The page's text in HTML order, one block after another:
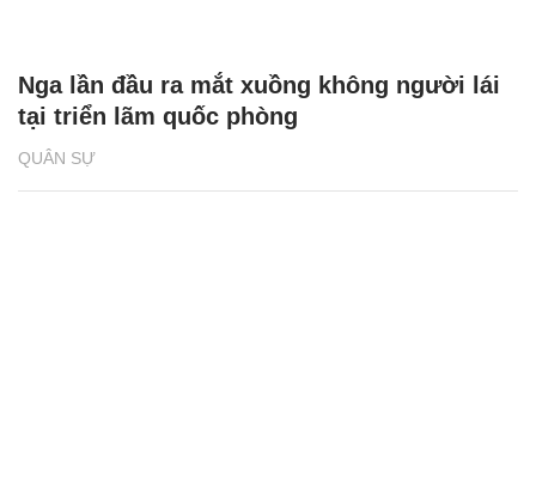
QUÂN SỰ
Nga lần đầu ra mắt xuồng không người lái
tại triển lãm quốc phòng